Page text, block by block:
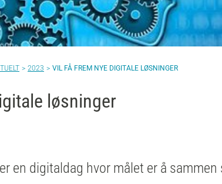
2023 VIL FÅ FREM NYE DIGITALE LØSNINGER
løsninger
en digitaldag hvor målet er å